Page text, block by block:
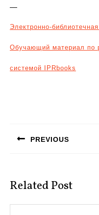
—
Электронно-
Обучающий материал по
системой IPRbooks
записям
PREVIOUS
Related Post